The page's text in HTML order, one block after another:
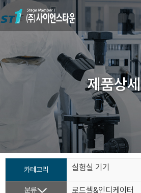
제품상세
카테고리 실험실 기기
분류
로드셀&인디케이터